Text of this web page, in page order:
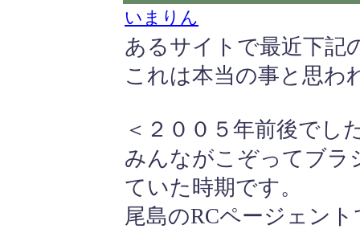
いまりん
あるサイトで最近下記
これは本当の事と思わ
＜２００５年前後でし
みんながこぞってブラ
ていた時期です。
尾島のRCページェン